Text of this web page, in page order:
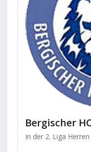
Bergischer
In der 2. Liga